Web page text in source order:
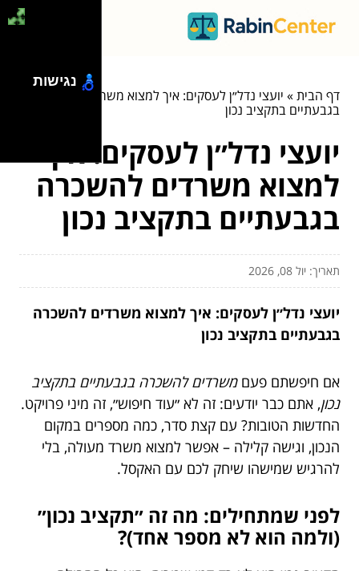
דף הבית» יועצי נדל״ן לעסקים: איך למצוא משרדים להשכרה
בגבעתיים בתקציב נכון
יועצי נדל״ן לעסקים: איך
למצוא משרדים להשכרה
בגבעתיים בתקציב נכון
תאריך: יול 08, 2026
יועצי נדל״ן לעסקים: איך למצוא משרדים להשכרה
בגבעתיים בתקציב נכון
אם חיפשתם פעםמשרדים להשכרה בגבעתיים בתקציב
נכון, אתם כבר יודעים: זה לא ״עוד חיפוש״, זה מיני פרויקט.
החדשות הטובות? עם קצת סדר, כמה מספרים במקום
הנכון, וגישה קלילה – אפשר למצוא משרד מעולה, בלי
להרגיש שמישהו שיחק לכם עם האקסל.
לפני שמתחילים: מה זה ״תקציב נכון״
(ולמה הוא לא מספר אחד)?
נגישות